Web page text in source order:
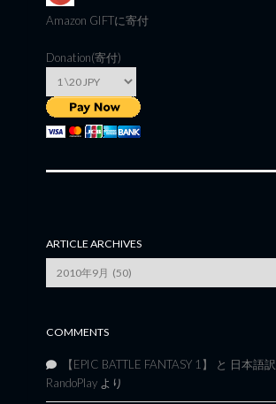
Amazon GIFTに寄付
Donation(寄付)
ARTICLE ARCHIVES
Archives
COMMENTS
【EPIC BATTLE FANTASY 1】 と 日本語訳
RandoPlay より